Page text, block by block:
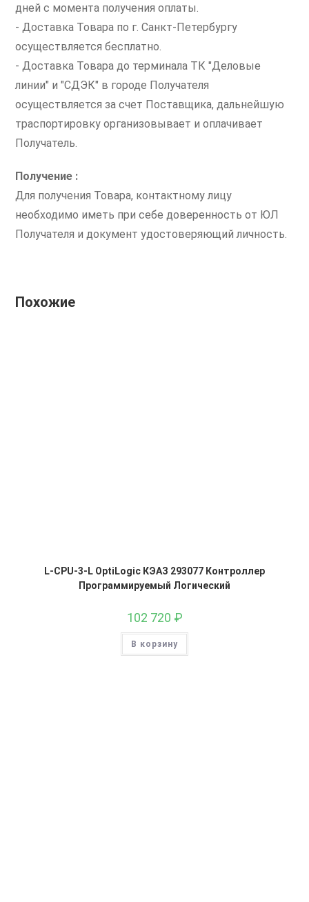
дней с момента получения оплаты.
- Доставка Товара по г. Санкт-Петербургу
осуществляется бесплатно.
- Доставка Товара до терминала ТК "Деловые
линии" и "СДЭК" в городе Получателя
осуществляется за счет Поставщика, дальнейшую
траспортировку организовывает и оплачивает
Получатель.
Получение :
Для получения Товара, контактному лицу
необходимо иметь при себе доверенность от ЮЛ
Получателя и документ удостоверяющий личность.
Похожие
L-CPU-3-L OptiLogic КЭАЗ 293077 Контроллер
Программируемый Логический
102 720 ₽
В корзину